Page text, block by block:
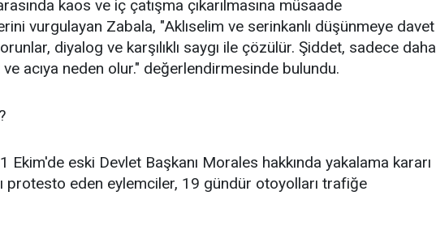
kaos ve iç çatışma çıkarılmasına müsaade
vurgulayan Zabala, "Aklıselim ve serinkanlı düşünmeye davet
diyalog ve karşılıklı saygı ile çözülür. Şiddet, sadece daha
acıya neden olur." değerlendirmesinde bulundu.
Ekim'de eski Devlet Başkanı Morales hakkında yakalama kararı
protesto eden eylemciler, 19 gündür otoyolları trafiğe